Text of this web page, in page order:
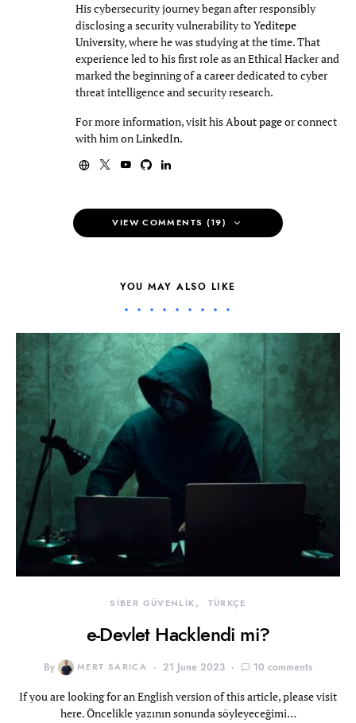
His cybersecurity journey began after responsibly
disclosing a security vulnerability toYeditepe
University, where he was studying at the time. That
experience led to his first role as an Ethical Hacker and
marked the beginning of a career dedicated to cyber
threat intelligence and security research.
For more information, visit hisAbout pageor connect
with him onLinkedIn.
VIEW COMMENTS (19)
YOU MAY ALSO LIKE
SİBER GÜVENLİK TÜRKÇE
e-Devlet Hacklendi mi?
By MERT SARICA 21 June 2023 10 comments
If you are looking for an English version of this article, please visit
here. Öncelikle yazının sonunda söyleyeceğimi…